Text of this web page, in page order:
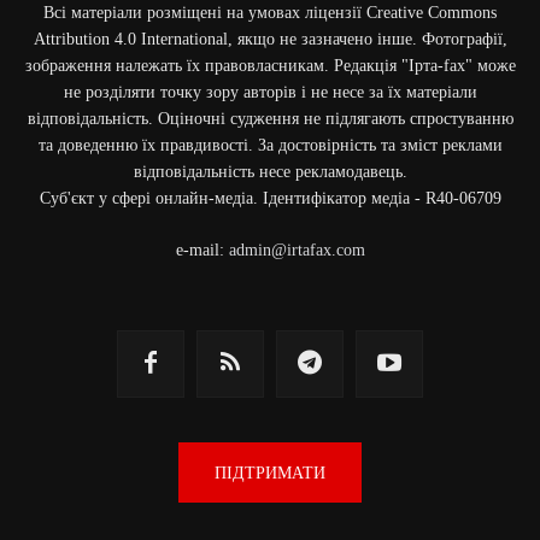
Всі матеріали розміщені на умовах ліцензії Creative Commons
Attribution 4.0 International, якщо не зазначено інше. Фотографії,
зображення належать їх правовласникам. Редакція "Ірта-fax" може
не розділяти точку зору авторів і не несе за їх матеріали
відповідальність. Оціночні судження не підлягають спростуванню
та доведенню їх правдивості. За достовірність та зміст реклами
відповідальність несе рекламодавець.
Cуб'єкт у сфері онлайн-медіа. Ідентифікатор медіа - R40-06709
e-mail: admin@irtafax.com
ПІДТРИМАТИ